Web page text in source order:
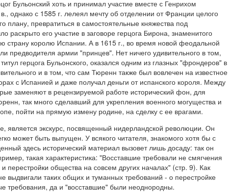
Бульонский хоть и принимал участие вместе с Генрихом
однако с 1585 г. лелеял мечту об отделении от Франции целого
превратиться в самостоятельные княжества под
раскрыто его участие в заговоре герцога Бирона, знаменитого
королю Испании. А в 1615 г., во время новой феодальной
предводителя армии "принцев". Нет ничего удивительного в том,
герцога Бульонского, оказался одним из глазных "фрондеров" в
и в том, что сам Тюренн также был вовлечен на известное
с Испанией и даже получал деньги от испанского короля. Между
заменяют в рецензируемой работе исторический фон, для
так много сделавший для укрепления военного могущества и
пойти на прямую измену родине, на сделку с ее врагами.
является экскурс, посвященный нидерландской революции. Он
может быть выпущен. У всякого читателя, знакомого хотя бы с
здесь исторический материал вызовет лишь досаду: так он
такая характеристика: "Восставшие требовали не смягчения
перестройки общества на совсем других началах" (стр. 9). Как
выдвигали таких общих и туманных требований - о перестройке
требования, да и "восставшие" были неоднородны.